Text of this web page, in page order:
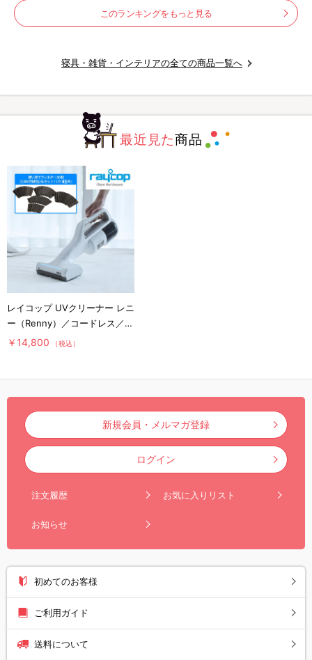
このランキングをもっと見る
寝具・雑貨・インテリアの全ての商品一覧へ
最近見た商品
レイコップ UVクリーナー レニ
ー（Renny）／コードレス／軽
量／布団クリーナー
￥14,800 （税込）
新規会員・メルマガ登録
ログイン
注文履歴 お気に入りリスト
お知らせ
初めてのお客様
ご利用ガイド
送料について